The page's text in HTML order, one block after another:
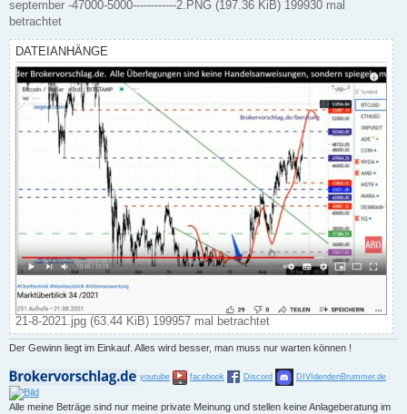
september -47000-5000------------2.PNG (197.36 KiB) 199930 mal
betrachtet
DATEIANHÄNGE
21-8-2021.jpg (63.44 KiB) 199957 mal betrachtet
Der Gewinn liegt im Einkauf. Alles wird besser, man muss nur warten können !
youtube facebook Discord DIVIdendenBrummer.de
Alle meine Beträge sind nur meine private Meinung und stellen keine Anlageberatung im